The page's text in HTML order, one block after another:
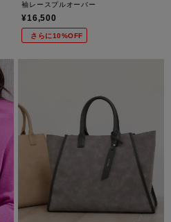
袖レースプルオーバー
¥16,500
さらに10%OFF